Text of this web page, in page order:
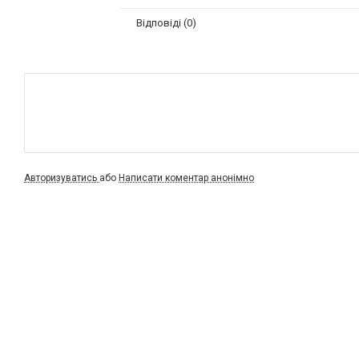
Відповіді (0)
Авторизуватись або Написати коментар анонімно